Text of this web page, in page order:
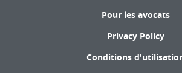
Pour les avocats
Privacy Policy
Conditions